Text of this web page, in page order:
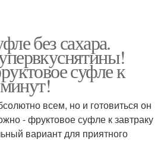
без сахара.
суфле к
минут!
всем, но и готовиться он
- фруктовое суфле к завтраку
вариант для приятного